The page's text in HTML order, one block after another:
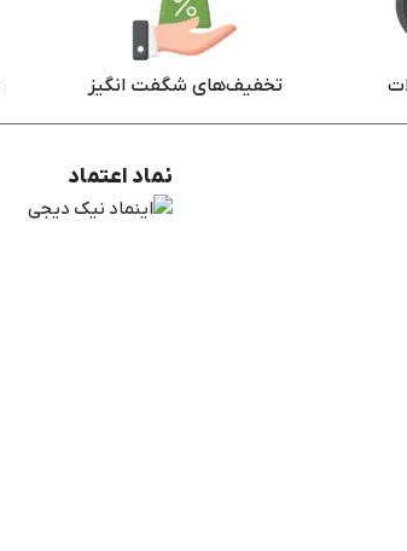
تخفیف‌های شگفت انگیز
نماد اعتماد